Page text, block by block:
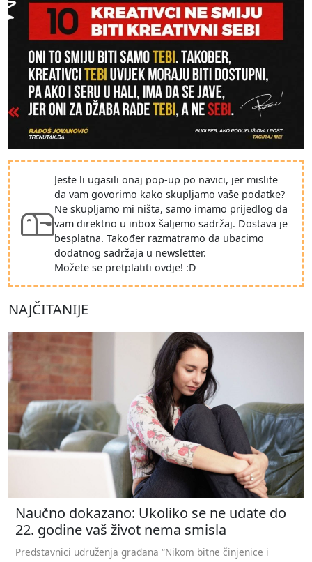
Jeste li ugasili onaj pop-up po navici, jer mislite
da vam govorimo kako skupljamo vaše podatke?
Ne skupljamo mi ništa, samo imamo prijedlog da
vam direktno u inbox šaljemo sadržaj. Dostava je
besplatna. Također razmatramo da ubacimo
dodatnog sadržaja u newsletter.
Možete se pretplatiti ovdje! :D
NAJČITANIJE
Naučno dokazano: Ukoliko se ne udate do
22. godine vaš život nema smisla
Predstavnici udruženja građana “Nikom bitne činjenice i